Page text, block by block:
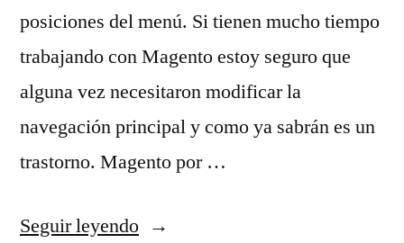
posiciones del menú. Si tienen mucho tiempo
trabajando con Magento estoy seguro que
alguna vez necesitaron modificar la
navegación principal y como ya sabrán es un
trastorno. Magento por …
Seguir leyendo«Integrar